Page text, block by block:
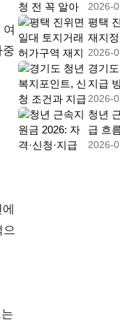
으
2026-
평택
재지
2026-
경기
지급
2026-
청년
급 흐
2026-